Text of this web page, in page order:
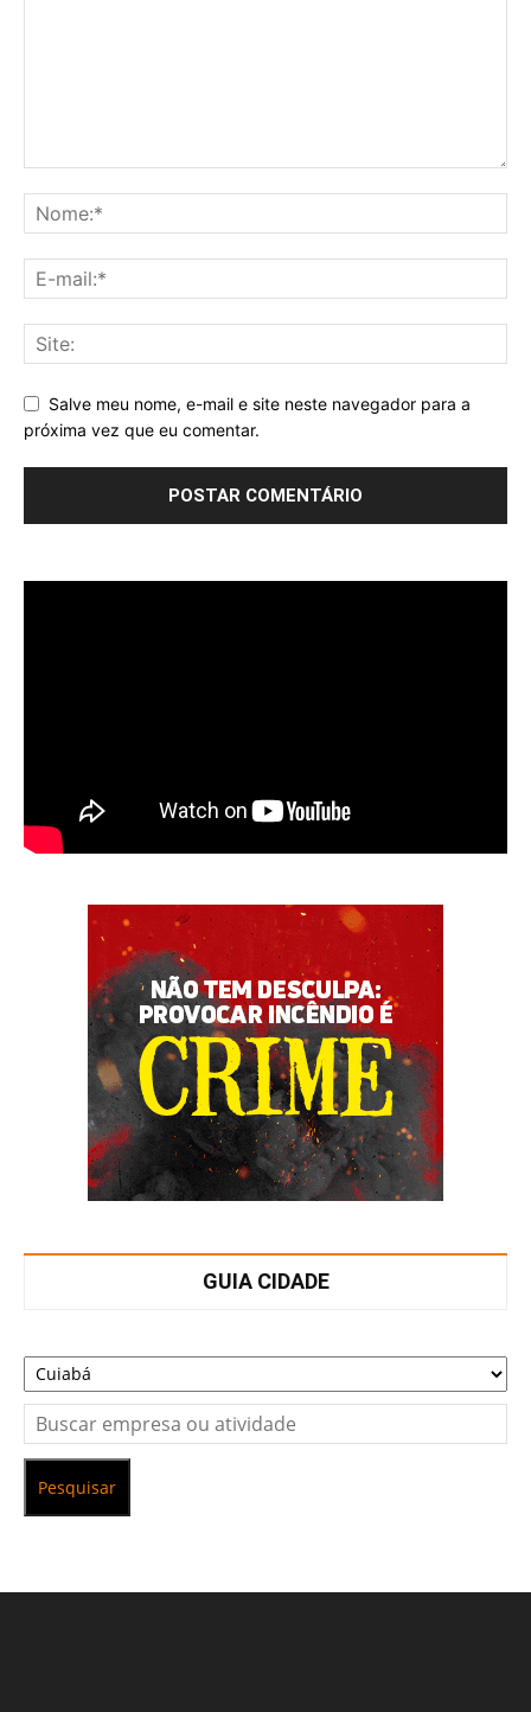
Salve meu nome, e-mail e site neste navegador para a
próxima vez que eu comentar.
GUIA CIDADE
Pesquisar